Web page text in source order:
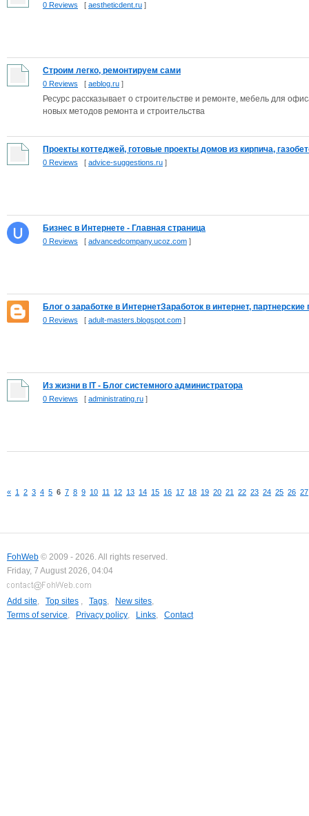
0 Reviews [ aestheticdent.ru ]
Строим легко, ремонтируем сами
0 Reviews [ aeblog.ru ]
Ресурс рассказывает о строительстве и ремонте, мебель для
новых методов ремонта и строительства
Проекты коттеджей, готовые проекты домов из кирпича,
0 Reviews [ advice-suggestions.ru ]
Бизнес в Интернете - Главная страница
0 Reviews [ advancedcompany.ucoz.com ]
Блог о заработке в ИнтернетЗаработок в интернет, партнерские
0 Reviews [ adult-masters.blogspot.com ]
Из жизни в IT - Блог системного администратора
0 Reviews [ administrating.ru ]
« 1 2 3 4 5 6 7 8 9 10 11 12 13 14 15 16 17 18 19 20 21 22 23 24 25 26 27
FohWeb © 2009 - 2026. All rights reserved.
Friday, 7 August 2026, 04:04
Add site, Top sites , Tags, New sites,
Terms of service, Privacy policy, Links, Contact